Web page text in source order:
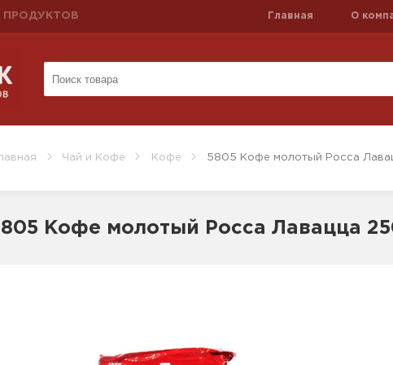
ПРОДУКТОВ Главная О
Чай и Кофе Кофе 5805 Кофе молотый Росса
Кофе молотый Росса Лавацца